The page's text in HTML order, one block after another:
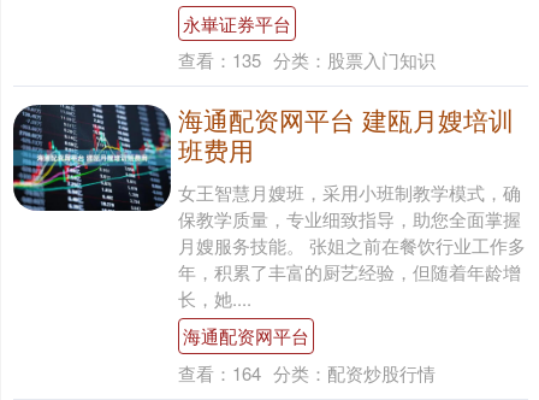
永崋证券平台
查看： 135 分类： 股票入门知识
海通配资网平台 建瓯月嫂培训
班费用
女王智慧月嫂班，采用小班制教学模式，确
保教学质量，专业细致指导，助您全面掌握
月嫂服务技能。 张姐之前在餐饮行业工作多
年，积累了丰富的厨艺经验，但随着年龄增
长，她....
海通配资网平台
查看： 164 分类： 配资炒股行情